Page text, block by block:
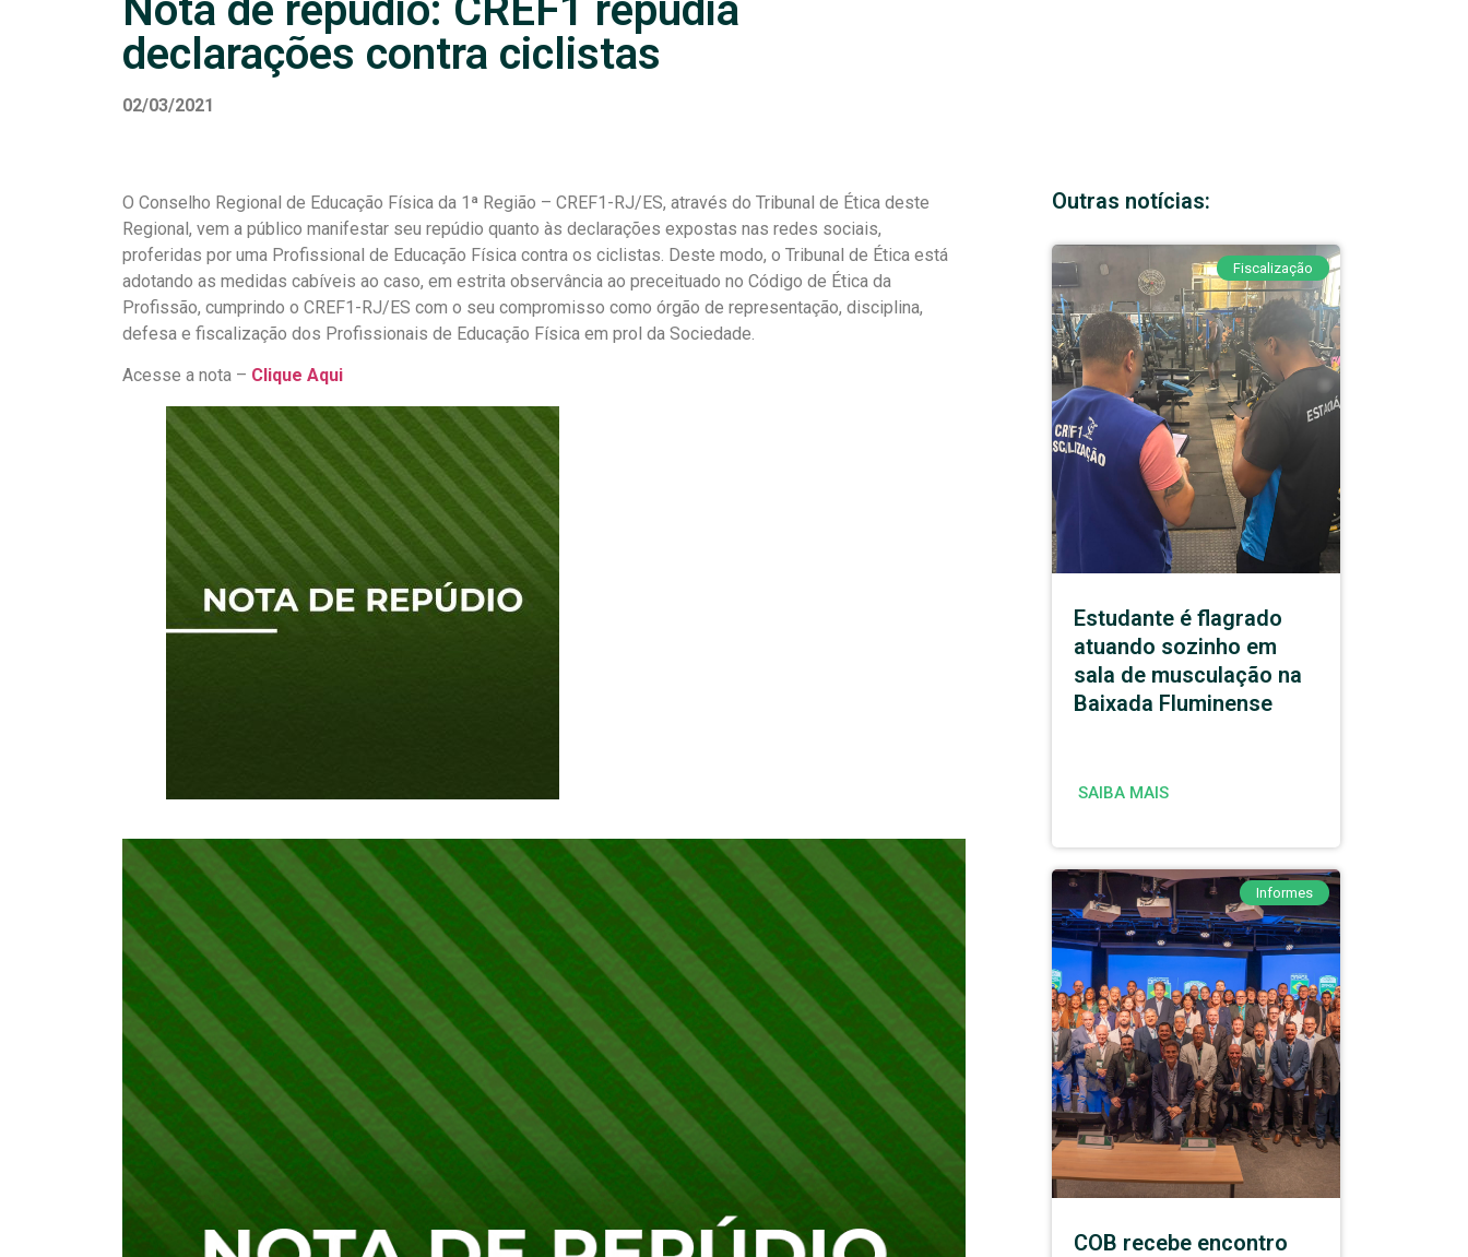
Nota de repúdio: CREF1 repudia
declarações contra ciclistas
02/03/2021
O Conselho Regional de Educação Física da 1ª Região – CREF1-RJ/ES, através do Tribunal de Ética deste
Regional, vem a público manifestar seu repúdio quanto às declarações expostas nas redes sociais,
proferidas por uma Profissional de Educação Física contra os ciclistas. Deste modo, o Tribunal de Ética está
adotando as medidas cabíveis ao caso, em estrita observância ao preceituado no Código de Ética da
Profissão, cumprindo o CREF1-RJ/ES com o seu compromisso como órgão de representação, disciplina,
defesa e fiscalização dos Profissionais de Educação Física em prol da Sociedade.
Acesse a nota – Clique Aqui
Outras notícias:
Fiscalização
Estudante é flagrado
atuando sozinho em
sala de musculação na
Baixada Fluminense
SAIBA MAIS
Informes
COB recebe encontro